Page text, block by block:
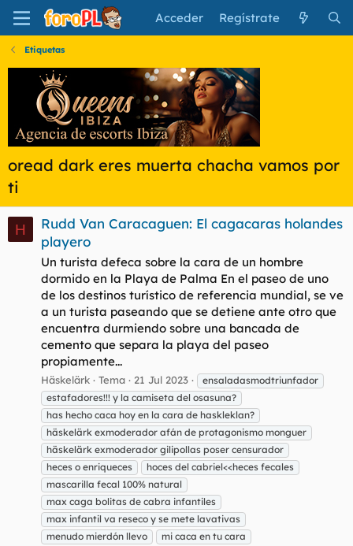
Acceder Regístrate
Etiquetas
oread dark eres muerta chacha vamos por
ti
H
Rudd Van Caracaguen: El cagacaras holandes
playero
Un turista defeca sobre la cara de un hombre
dormido en la Playa de Palma En el paseo de uno
de los destinos turístico de referencia mundial, se ve
a un turista paseando que se detiene ante otro que
encuentra durmiendo sobre una bancada de
cemento que separa la playa del paseo
propiamente...
Häskelärk Tema 21 Jul 2023
ensaladasmodtriunfador
estafadores!!! y la camiseta del osasuna?
has hecho caca hoy en la cara de haskleklan?
häskelärk exmoderador afán de protagonismo monguer
häskelärk exmoderador gilipollas poser censurador
heces o enriqueces
hoces del cabriel<<heces fecales
mascarilla fecal 100% natural
max caga bolitas de cabra infantiles
max infantil va reseco y se mete lavativas
menudo mierdón llevo
mi caca en tu cara